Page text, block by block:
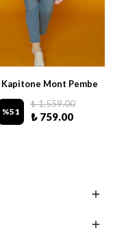
Mont Pembe
%51
₺ 1,559.00
₺ 759.00